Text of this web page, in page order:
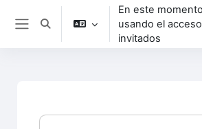
Salta al contenido principal
Selector de búsqueda de entrada
En este
usando el
invitados